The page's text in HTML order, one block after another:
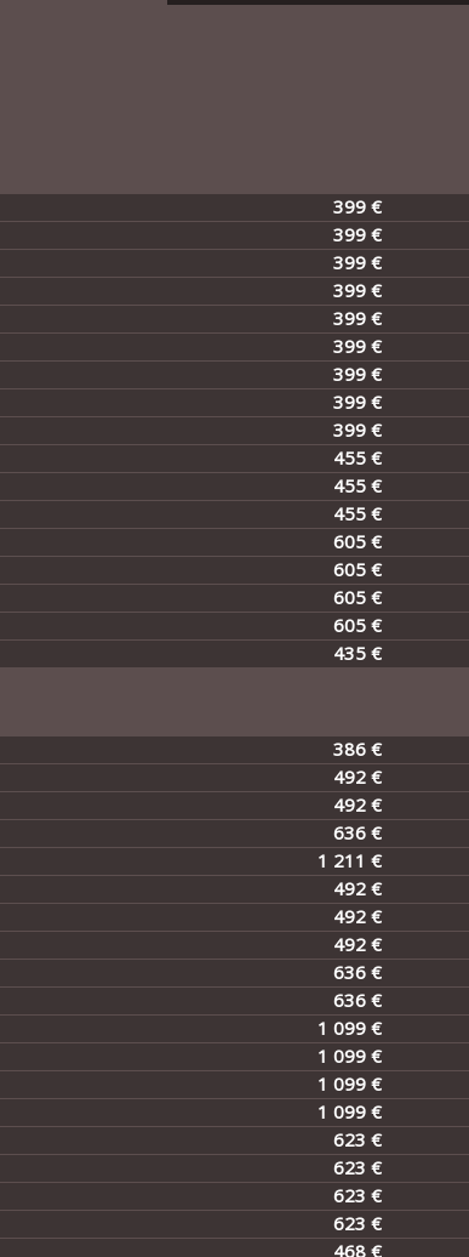
399 €
399 €
399 €
399 €
399 €
399 €
399 €
399 €
399 €
455 €
455 €
455 €
605 €
605 €
605 €
605 €
435 €
386 €
492 €
492 €
636 €
1 211 €
492 €
492 €
492 €
636 €
636 €
1 099 €
1 099 €
1 099 €
1 099 €
623 €
623 €
623 €
623 €
468 €